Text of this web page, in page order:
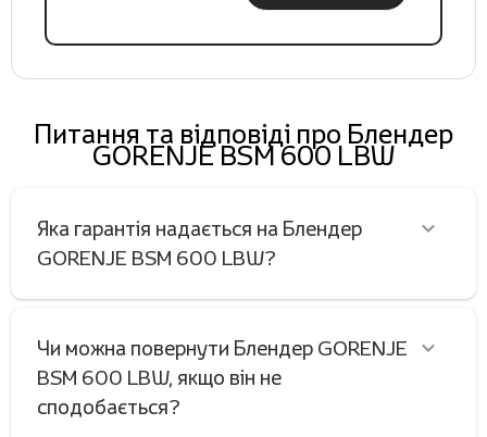
Питання та відповіді про Блендер
GORENJE BSM 600 LBW
Яка гарантія надається на Блендер
GORENJE BSM 600 LBW?
Чи можна повернути Блендер GORENJE
BSM 600 LBW, якщо він не
сподобається?